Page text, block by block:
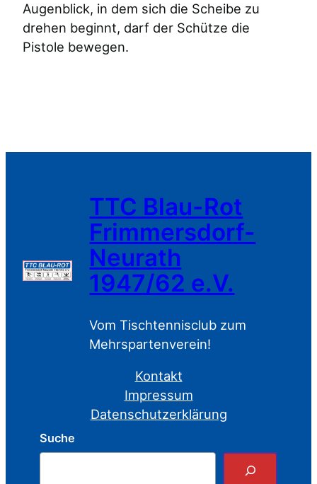
Augenblick, in dem sich die Scheibe zu
drehen beginnt, darf der Schütze die
Pistole bewegen.
TTC Blau-Rot
Frimmersdorf-
Neurath
1947/62 e.V.
Vom Tischtennisclub zum
Mehrspartenverein!
Kontakt
Impressum
Datenschutzerklärung
Suche